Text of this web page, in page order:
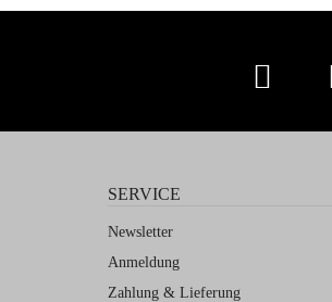
SERVICE
Newsletter
Anmeldung
Zahlung & Lieferung